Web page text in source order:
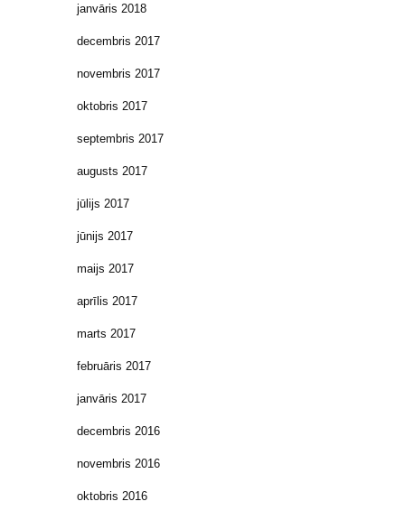
janvāris 2018
decembris 2017
novembris 2017
oktobris 2017
septembris 2017
augusts 2017
jūlijs 2017
jūnijs 2017
maijs 2017
aprīlis 2017
marts 2017
februāris 2017
janvāris 2017
decembris 2016
novembris 2016
oktobris 2016